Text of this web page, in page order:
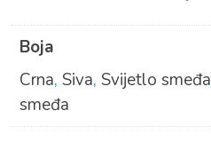
Boja
Crna, Siva, Svijetlo smeđa
smeđa